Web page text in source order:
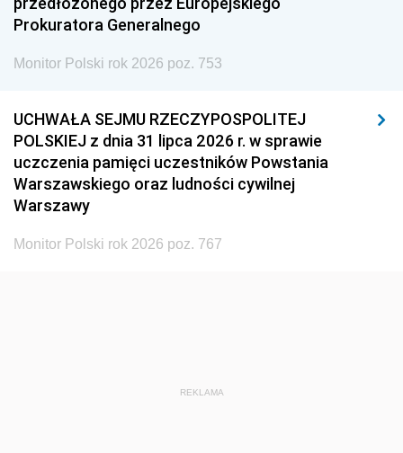
Prokuratora Generalnego
Monitor Polski rok 2026 poz. 753
UCHWAŁA SEJMU RZECZYPOSPOLITEJ
POLSKIEJ z dnia 31 lipca 2026 r. w sprawie
uczczenia pamięci uczestników Powstania
Warszawskiego oraz ludności cywilnej
Warszawy
Monitor Polski rok 2026 poz. 767
REKLAMA